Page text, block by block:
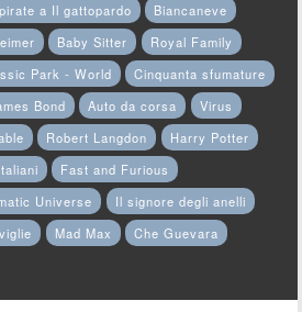
a Il gattopardo
Biancaneve
Baby Sitter
Royal Family
Park - World
Cinquanta sfumature
Bond Auto da corsa
Virus
Robert Langdon
Harry Potter
Fast and Furious
Universe
Il signore degli anelli
Mad Max
Che Guevara